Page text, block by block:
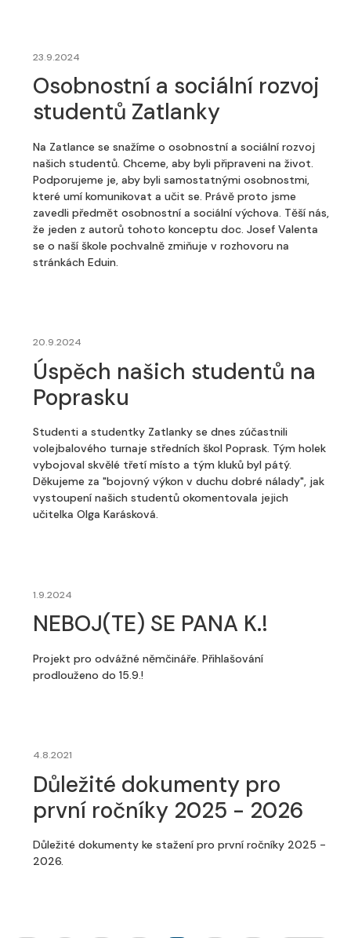
23.9.2024
Osobnostní a sociální rozvoj
studentů Zatlanky
Na Zatlance se snažíme o osobnostní a sociální rozvoj
našich studentů. Chceme, aby byli připraveni na život.
Podporujeme je, aby byli samostatnými osobnostmi,
které umí komunikovat a učit se. Právě proto jsme
zavedli předmět osobnostní a sociální výchova. Těší nás,
že jeden z autorů tohoto konceptu doc. Josef Valenta
se o naší škole pochvalně zmiňuje v rozhovoru na
stránkách Eduin.
20.9.2024
Úspěch našich studentů na
Poprasku
Studenti a studentky Zatlanky se dnes zúčastnili
volejbalového turnaje středních škol Poprask. Tým holek
vybojoval skvělé třetí místo a tým kluků byl pátý.
Děkujeme za "bojovný výkon v duchu dobré nálady", jak
vystoupení našich studentů okomentovala jejich
učitelka Olga Karásková.
1.9.2024
NEBOJ(TE) SE PANA K.!
Projekt pro odvážné němčináře. Přihlašování
prodlouženo do 15.9.!
4.8.2021
Důležité dokumenty pro
první ročníky 2025 - 2026
Důležité dokumenty ke stažení pro první ročníky 2025 -
2026.